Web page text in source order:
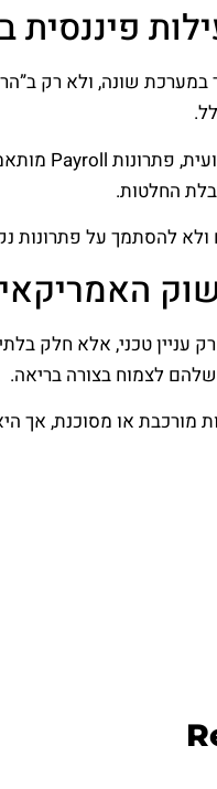
פיננסית
במערכת שונה, ולא רק
החלטות.
להסתמך על פתרונות
רק עניין טכני, אלא חלק
לצמוח בצורה בריאה.
מורכבת או מסוכנת, אך